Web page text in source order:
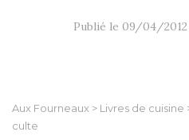
Publié le 09/04/
Aux Fourneaux > Livres de cuisine
culte